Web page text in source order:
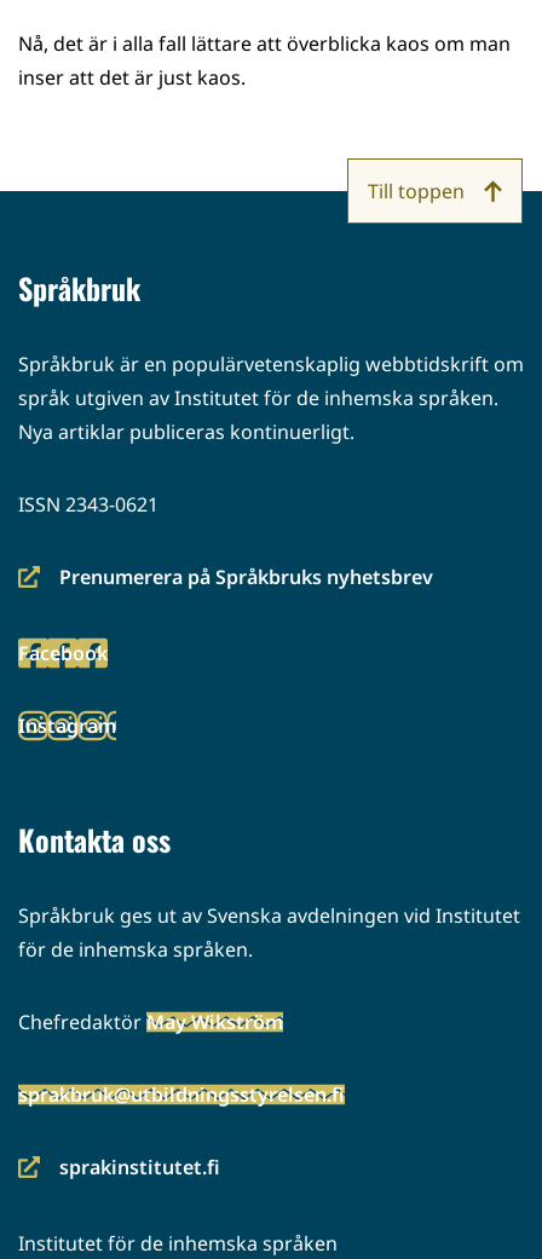
Nå, det är i alla fall lättare att överblicka kaos om man
inser att det är just kaos.
Språkbruk
Språkbruk är en populärvetenskaplig webbtidskrift om
språk utgiven av Institutet för de inhemska språken.
Nya artiklar publiceras kontinuerligt.
ISSN 2343-0621
Prenumerera på Språkbruks nyhetsbrev
(siirryt
palveluun)
Facebook
(siirryt
palveluun)
Instagram
(siirryt
Kontakta oss
Språkbruk ges ut av Svenska avdelningen vid Institutet
för de inhemska språken.
ChefredaktörMay Wikström
sprakbruk@utbildningsstyrelsen.fi
sprakinstitutet.fi
(siirryt
palveluun)
Institutet för de inhemska språken
Till toppen